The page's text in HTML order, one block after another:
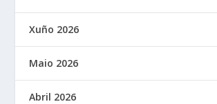
Xuño 2026
Maio 2026
Abril 2026